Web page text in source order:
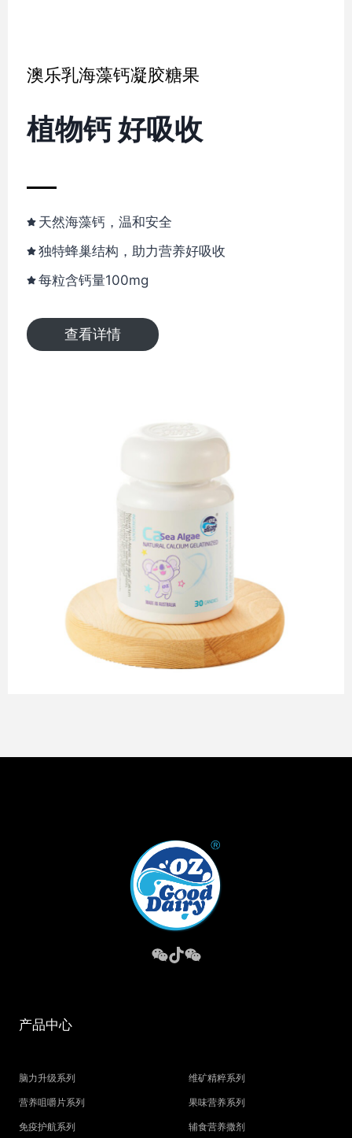
澳乐乳海藻钙凝胶糖果
植物钙 好吸收
天然海藻钙，温和安全
独特蜂巢结构，助力营养好吸收
每粒含钙量100mg
查看详情
产品中心
脑力升级系列
营养咀嚼片系列
免疫护航系列
维矿精粹系列
果味营养系列
辅食营养撒剂